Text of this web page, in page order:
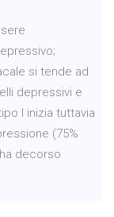
si tende ad
depressivi e
I inizia tuttavia
(75%
decorso